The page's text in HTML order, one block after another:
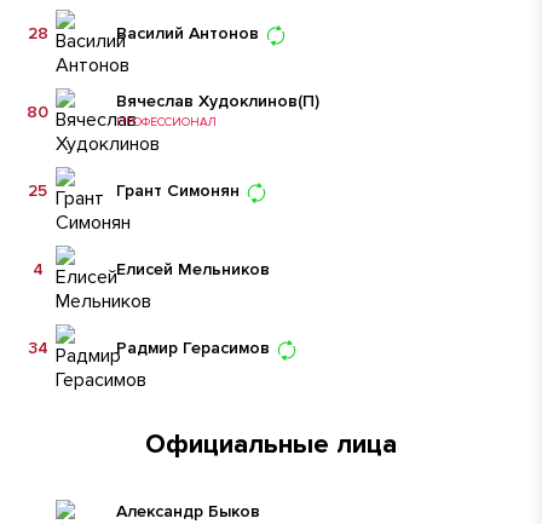
Василий Антонов
28
Вячеслав Худоклинов(П)
ПРОФЕССИОНАЛ
80
Грант Симонян
25
Елисей Мельников
4
Радмир Герасимов
34
Официальные лица
Александр Быков